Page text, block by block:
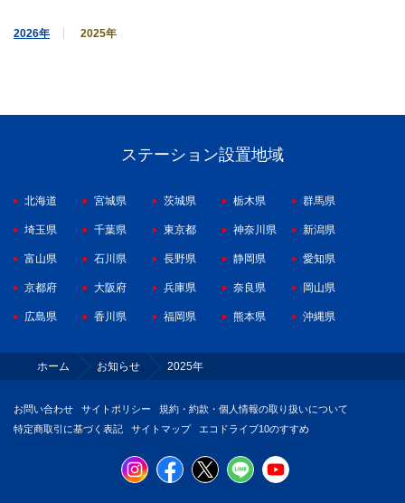
2026年 2025年
ステーション設置地域
北海道 宮城県 茨城県 栃木県 群馬県
埼玉県 千葉県 東京都 神奈川県 新潟県
富山県 石川県 長野県 静岡県 愛知県
京都府 大阪府 兵庫県 奈良県 岡山県
広島県 香川県 福岡県 熊本県 沖縄県
ホーム お知らせ 2025年
お問い合わせ サイトポリシー
規約・約款・個人情報の取り扱いについて
特定商取引に基づく表記
サイトマップ エコドライブ10のすすめ